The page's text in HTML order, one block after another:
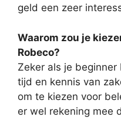
geld een zeer
Waarom zou je
Robeco?
Zeker als je
tijd en kennis van
om te kiezen voor
er wel rekening mee